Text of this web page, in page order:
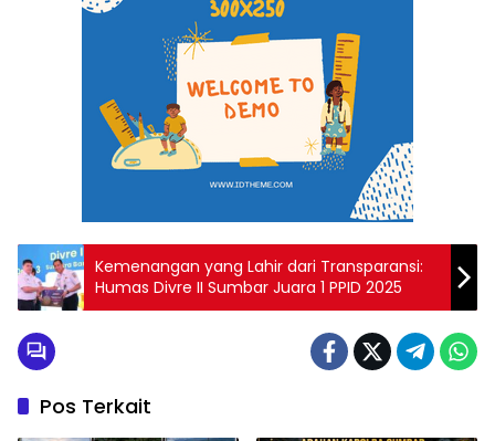
Kemenangan yang Lahir dari Transparansi:
Humas Divre II Sumbar Juara 1 PPID 2025
Pos Terkait